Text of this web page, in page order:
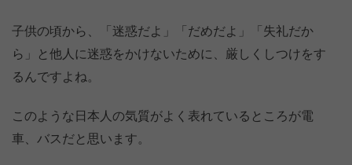
子供の頃から、「迷惑だよ」「だめだよ」「失礼だか
ら」と他人に迷惑をかけないために、厳しくしつけをす
るんですよね。
このような日本人の気質がよく表れているところが電
車、バスだと思います。